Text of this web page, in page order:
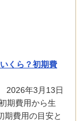
くら？初期費
2026年3月13日
期費用から生
期費用の目安と